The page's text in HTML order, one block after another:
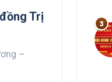
Trị
–